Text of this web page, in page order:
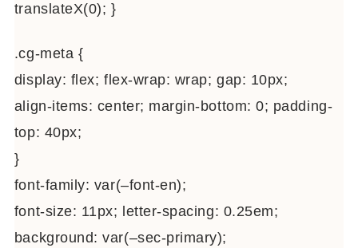
translateX(0); }
.cg-meta {
display: flex; flex-wrap: wrap; gap: 10px;
align-items: center; margin-bottom: 0; padding-
top: 40px;
}
font-family: var(–font-en);
font-size: 11px; letter-spacing: 0.25em;
background: var(–sec-primary);